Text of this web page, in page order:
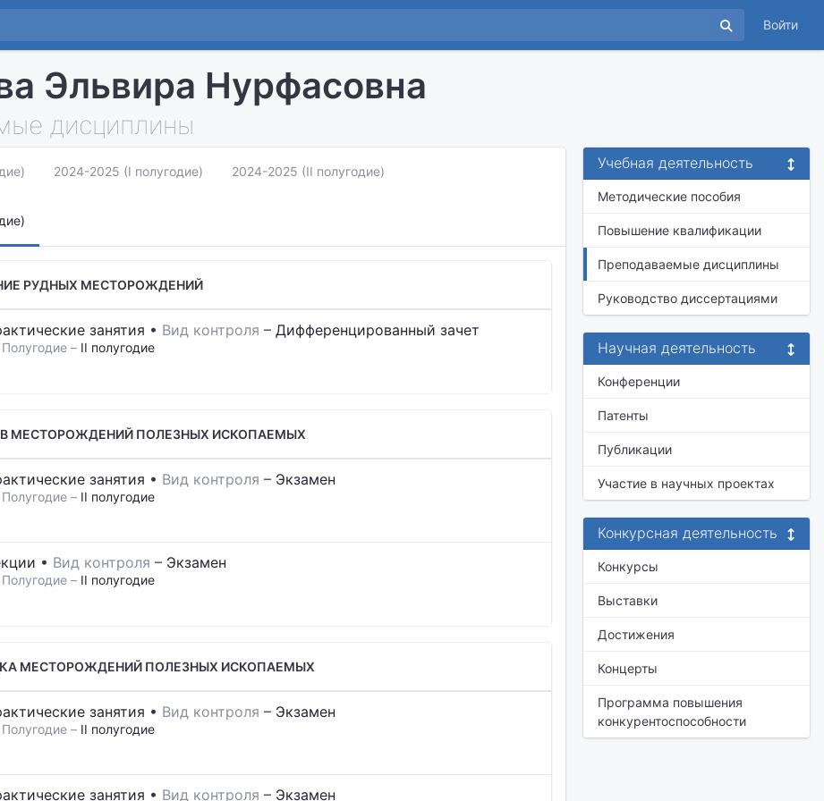
Войти
Эльвира Нурфасовна
дисциплины
2024-2025 (I полугодие) 2024-2025 (II полугодие)
РУДНЫХ МЕСТОРОЖДЕНИЙ
занятия • Вид контроля – Дифференцированный зачет
Полугодие – II полугодие
МЕСТОРОЖДЕНИЙ ПОЛЕЗНЫХ ИСКОПАЕМЫХ
занятия • Вид контроля – Экзамен
Полугодие – II полугодие
• Вид контроля – Экзамен
Полугодие – II полугодие
МЕСТОРОЖДЕНИЙ ПОЛЕЗНЫХ ИСКОПАЕМЫХ
занятия • Вид контроля – Экзамен
Полугодие – II полугодие
занятия • Вид контроля – Экзамен
Учебная деятельность
Методические пособия
Повышение квалификации
Преподаваемые дисциплины
Руководство диссертациями
Научная деятельность
Конференции
Патенты
Публикации
Участие в научных проектах
Конкурсная деятельность
Конкурсы
Выставки
Достижения
Концерты
Программа повышения
конкурентоспособности